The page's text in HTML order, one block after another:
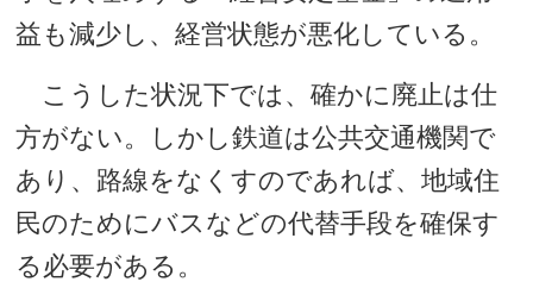
益も減少し、経営状態が悪化している。
こうした状況下では、確かに廃止は仕
方がない。しかし鉄道は公共交通機関で
あり、路線をなくすのであれば、地域住
民のためにバスなどの代替手段を確保す
る必要がある。